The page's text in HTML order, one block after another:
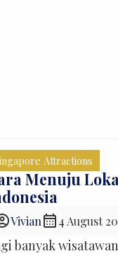
Attractions
Menuju
Viviancalendar_month4 August
banyak